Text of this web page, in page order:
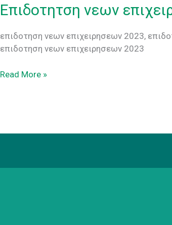
Επιδοτητση νεων
επιδοτηση νεων επιχειρησεων 2023,
επιδοτηση νεων επιχειρησεων 2023
Επιδοτητση
Read More »